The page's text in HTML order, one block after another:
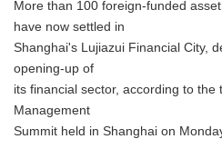
More than 100 foreign-funded
have now settled in
Shanghai's Lujiazui Financial City,
opening-up of
its financial sector, according to the
Management
Summit held in Shanghai on